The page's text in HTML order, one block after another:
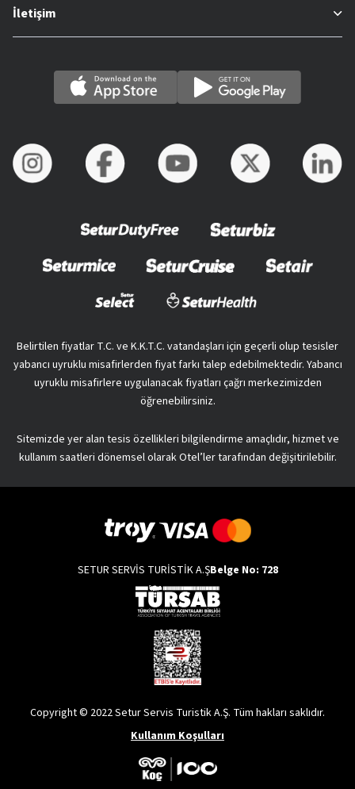
İletişim
Belirtilen fiyatlar T.C. ve K.K.T.C. vatandaşları için geçerli olup tesisler
yabancı uyruklu misafirlerden fiyat farkı talep edebilmektedir. Yabancı
uyruklu misafirlere uygulanacak fiyatları çağrı merkezimizden
öğrenebilirsiniz.
Sitemizde yer alan tesis özellikleri bilgilendirme amaçlıdır, hizmet ve
kullanım saatleri dönemsel olarak Otel’ler tarafından değişitirilebilir.
SETUR SERVİS TURİSTİK A.ŞBelge No: 728
Copyright © 2022 Setur Servis Turistik A.Ş. Tüm hakları saklıdır.
Kullanım Koşulları